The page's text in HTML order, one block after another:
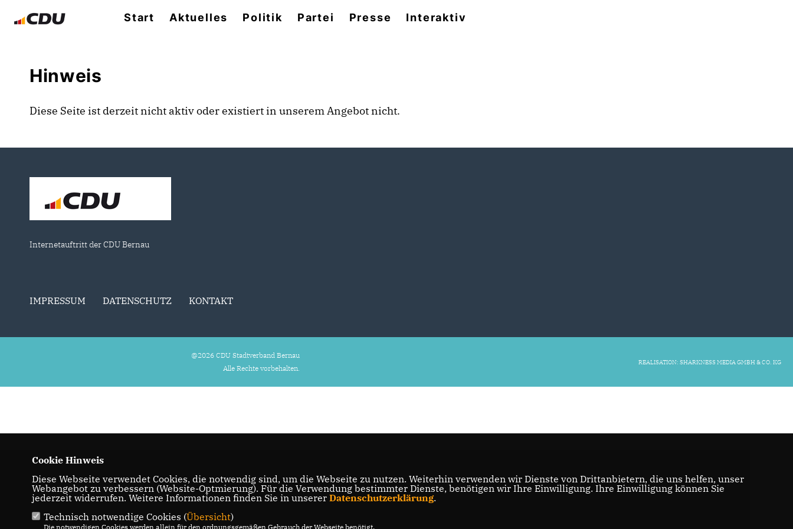
Start Aktuelles Politik Partei Presse Interaktiv
Hinweis
Diese Seite ist derzeit nicht aktiv oder existiert in unserem Angebot nicht.
Internetauftritt der CDU Bernau
IMPRESSUM DATENSCHUTZ KONTAKT
@2026 CDU Stadtverband Bernau
Alle Rechte vorbehalten.
REALISATION: SHARKNESS MEDIA GMBH & CO. KG
Cookie Hinweis
Diese Webseite verwendet Cookies, die notwendig sind, um die Webseite zu nutzen. Weiterhin verwenden wir Dienste von Drittanbietern, die uns helfen, unser
Webangebot zu verbessern (Website-Optmierung). Für die Verwendung bestimmter Dienste, benötigen wir Ihre Einwilligung. Ihre Einwilligung können Sie
jederzeit widerrufen. Weitere Informationen finden Sie in unserer Datenschutzerklärung.
Technisch notwendige Cookies (Übersicht)
Die notwendigen Cookies werden allein für den ordnungsgemäßen Gebrauch der Webseite benötigt.